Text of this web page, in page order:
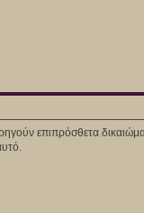
επιπρόσθετα